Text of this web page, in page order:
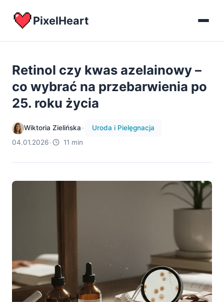
PixelHeart
Retinol czy kwas azelainowy –
co wybrać na przebarwienia po
25. roku życia
Wiktoria Zielińska•
Uroda i Pielęgnacja
04.01.2026• 11 min